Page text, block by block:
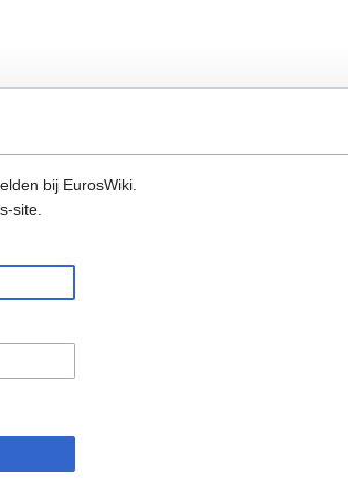
bij EurosWiki.
site.